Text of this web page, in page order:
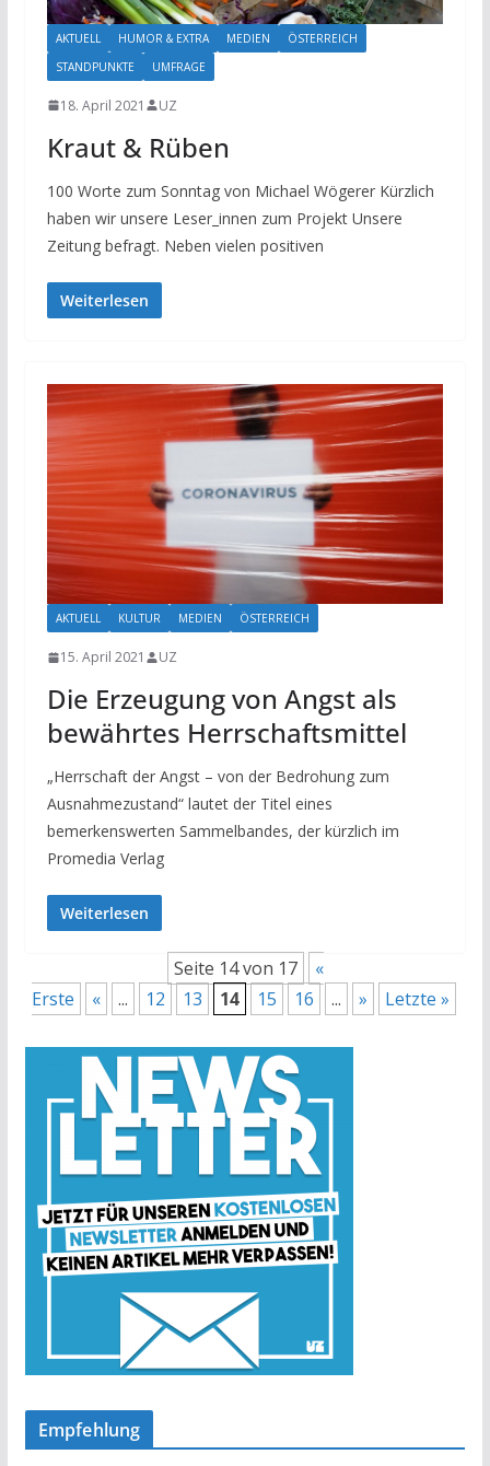
AKTUELL HUMOR & EXTRA MEDIEN
ÖSTERREICH
STANDPUNKTE
UMFRAGE
18. April 2021 UZ
Kraut & Rüben
100 Worte zum Sonntag von Michael Wögerer Kürzlich
haben wir unsere Leser_innen zum Projekt Unsere
Zeitung befragt. Neben vielen positiven
Weiterlesen
AKTUELL KULTUR MEDIEN ÖSTERREICH
15. April 2021 UZ
Die Erzeugung von Angst als
bewährtes Herrschaftsmittel
„Herrschaft der Angst – von der Bedrohung zum
Ausnahmezustand“ lautet der Titel eines
bemerkenswerten Sammelbandes, der kürzlich im
Promedia Verlag
Weiterlesen
Seite 14 von 17
«
Erste
« ... 12 13 14 15 16 ... » Letzte »
Empfehlung